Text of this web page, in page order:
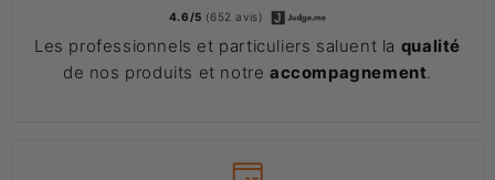
4.6/5 (652 avis)
Les professionnels et particuliers saluent la qualité
de nos produits et notre accompagnement.